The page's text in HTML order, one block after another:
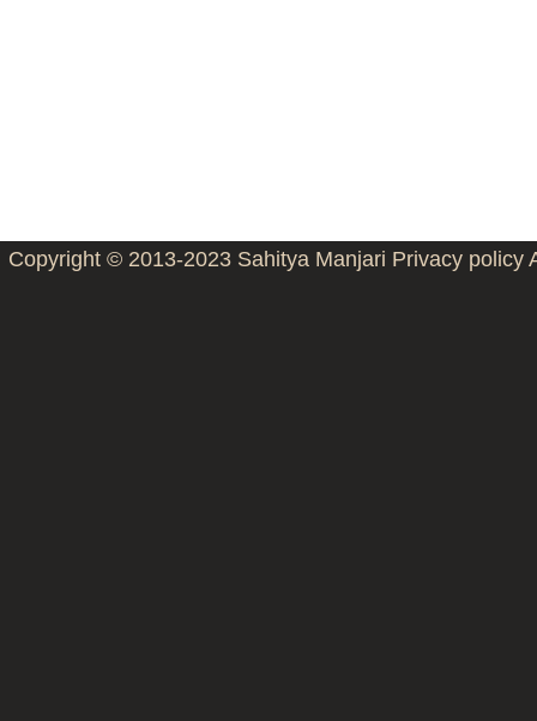
Copyright © 2013-2023 Sahitya Manjari Privacy policy